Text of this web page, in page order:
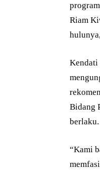
Riam
Kendati
Bidang
berlaku.
“Kami